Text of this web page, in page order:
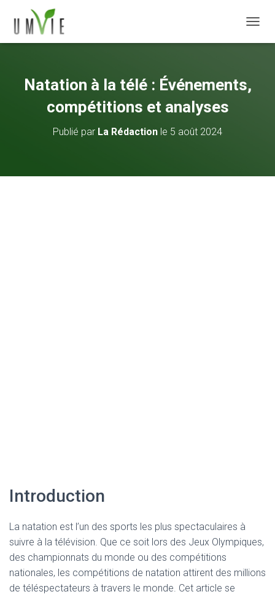
Natation à la télé : Événements,
compétitions et analyses
Publié par La Rédaction le 5 août 2024
Introduction
La natation est l’un des sports les plus spectaculaires à
suivre à la télévision. Que ce soit lors des Jeux Olympiques,
des championnats du monde ou des compétitions
nationales, les compétitions de natation attirent des millions
de téléspectateurs à travers le monde. Cet article se